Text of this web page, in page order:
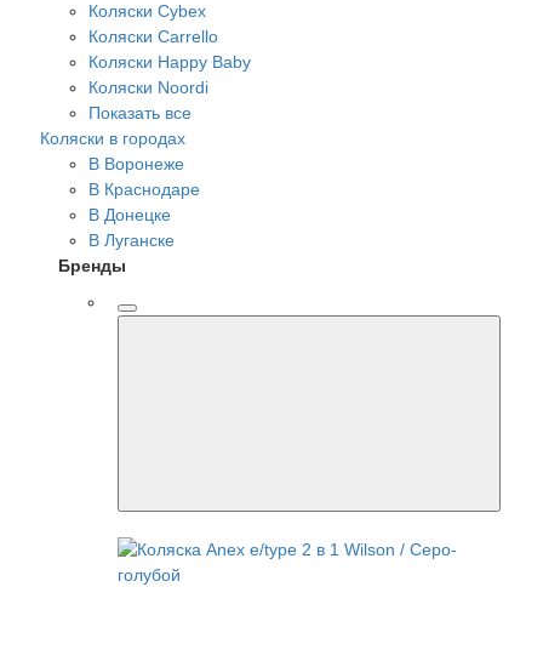
Коляски Cybex
Коляски Carrello
Коляски Happy Baby
Коляски Noordi
Показать все
Коляски в городах
В Воронеже
В Краснодаре
В Донецке
В Луганске
Бренды